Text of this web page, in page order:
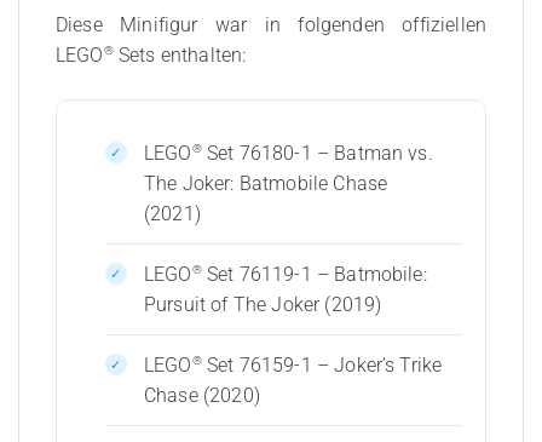
Diese Minifigur war in folgenden offiziellen
LEGO®Sets enthalten:
LEGO®Set 76180-1 – Batman vs.
The Joker: Batmobile Chase
(2021)
LEGO®Set 76119-1 – Batmobile:
Pursuit of The Joker (2019)
LEGO®Set 76159-1 – Joker’s Trike
Chase (2020)